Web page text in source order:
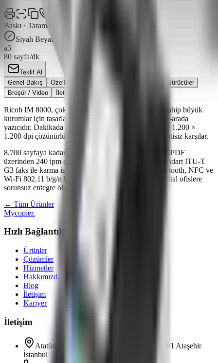
Baskı · Tarama · Kopya · Faks
Siyah Beyaz
a3
80 sayfa/dk
Teklif Al
Genel Bakış
Özellikler
Sürücüler
Broşür / Video
İletişim
Ricoh IM 8000, çok yüksek hacimli baskı üretimine sahip büyük
kurumlar için tasarlanmış üretim sınıfı bir A3 hepsi-bir-arada
yazıcıdır. Dakikada 80 sayfa siyah-beyaz baskı hızı ve 1.200 ×
1.200 dpi çözünürlüğüyle yoğun belge akışlarını kesintisiz karşılar.
8.700 sayfaya kadar genişletilebilen kağıt kapasitesi, SPDF
üzerinden 240 ipm çift-yön tarama performansı ve standart ITU-T
G3 faks ile karma iş akışlarını tek cihazda toplar. Bluetooth, NFC ve
Wi-Fi 802.11 b/g/n bağlantı seçenekleriyle modern dijital ofislere
sorunsuz entegre olur.
← Tüm Ürünler
Mycopier.
Hızlı Bağlantılar
Ürünler
Çözümler
Hizmetler
Hakkımızda
Blog
İletişim
Kariyer
İletişim
Atatürk Mah. Girne Cad. Ortanca Sk. No:4/1 Ataşehir
İstanbul